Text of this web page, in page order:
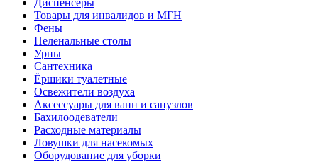
Товары для инвалидов и МГН
Фены
Пеленальные столы
Урны
Сантехника
Ёршики туалетные
Освежители воздуха
Аксессуары для ванн и санузлов
Бахилоодеватели
Расходные материалы
Ловушки для насекомых
Оборудование для уборки